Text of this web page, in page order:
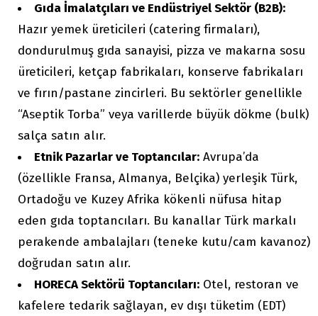
Gıda İmalatçıları ve Endüstriyel Sektör (B2B):
Hazır yemek üreticileri (catering firmaları),
dondurulmuş gıda sanayisi, pizza ve makarna sosu
üreticileri, ketçap fabrikaları, konserve fabrikaları
ve fırın/pastane zincirleri. Bu sektörler genellikle
“Aseptik Torba” veya varillerde büyük dökme (bulk)
salça satın alır.
Etnik Pazarlar ve Toptancılar: Avrupa’da
(özellikle Fransa, Almanya, Belçika) yerleşik Türk,
Ortadoğu ve Kuzey Afrika kökenli nüfusa hitap
eden gıda toptancıları. Bu kanallar Türk markalı
perakende ambalajları (teneke kutu/cam kavanoz)
doğrudan satın alır.
HORECA Sektörü Toptancıları: Otel, restoran ve
kafelere tedarik sağlayan, ev dışı tüketim (EDT)